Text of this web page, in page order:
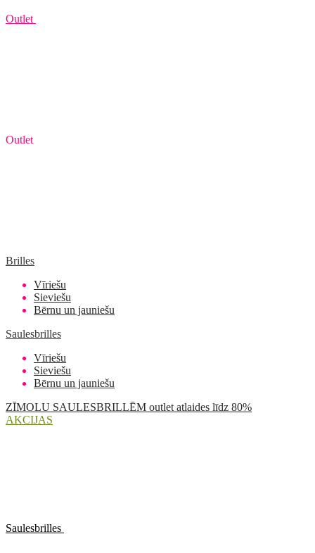
Outlet
Outlet
Brilles
Vīriešu
Sieviešu
Bērnu un jauniešu
Saulesbrilles
Vīriešu
Sieviešu
Bērnu un jauniešu
ZĪMOLU SAULESBRILLĒM outlet atlaides līdz 80%
AKCIJAS
Saulesbrilles